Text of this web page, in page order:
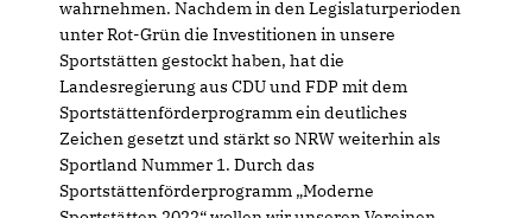
wahrnehmen. Nachdem in den Legislaturperioden
unter Rot-Grün die Investitionen in unsere
Sportstätten gestockt haben, hat die
Landesregierung aus CDU und FDP mit dem
Sportstättenförderprogramm ein deutliches
Zeichen gesetzt und stärkt so NRW weiterhin als
Sportland Nummer 1. Durch das
Sportstättenförderprogramm „Moderne